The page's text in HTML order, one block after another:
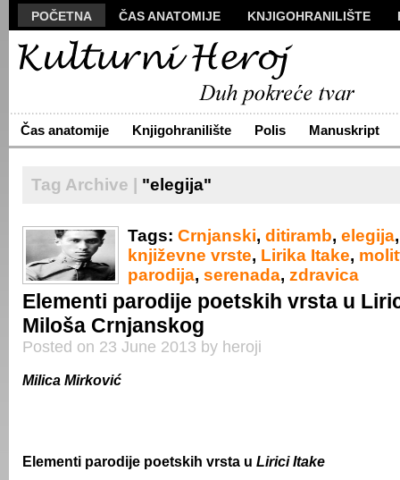
POČETNA ČAS ANATOMIJE KNJIGOHRANILIŠTE
MANUSKRIPT
VIZUALI
ARHIVA
O NAMA ŽIVA REČ KONTAKT
Čas anatomije Knjigohranilište Polis Manuskript
Tag Archive | "elegija"
Tags: Crnjanski, ditiramb, elegija
književne vrste, Lirika Itake,
parodija, serenada, zdravica
Elementi parodije poetskih vrsta u
Miloša Crnjanskog
Posted on 23 June 2013 by heroji
Milica Mirković
Elementi parodije poetskih vrsta u Lirici Itake